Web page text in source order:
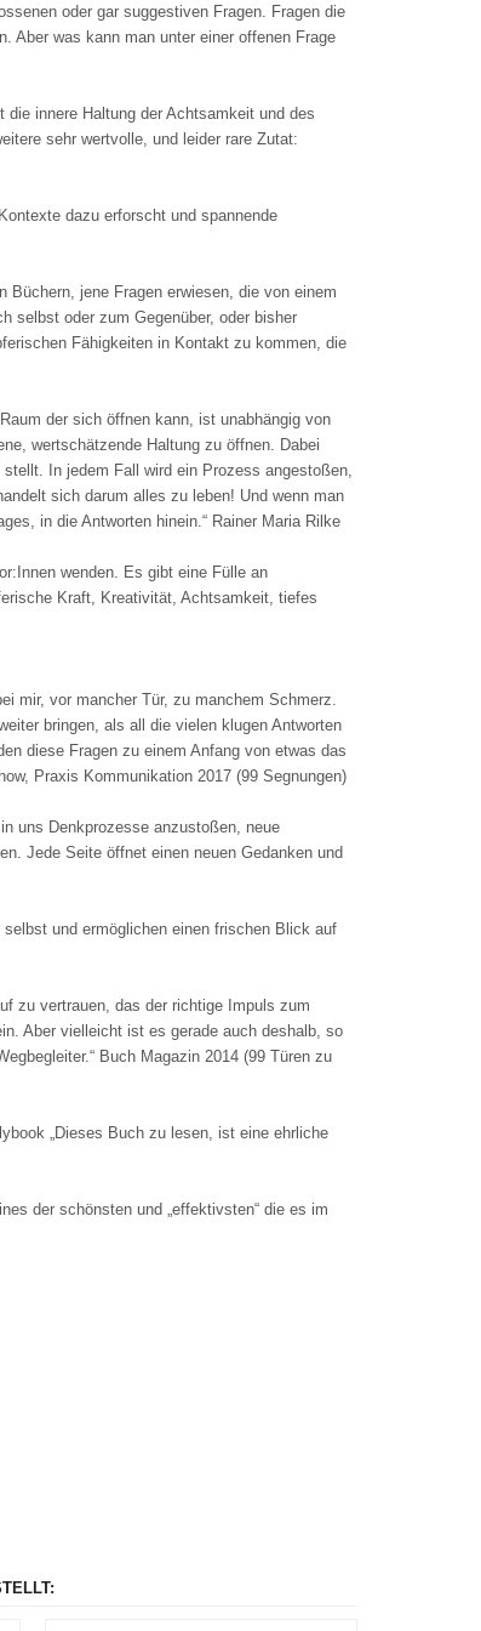
oder gar suggestiven Fragen. Fragen die
Aber was kann man unter einer offenen Frage
innere Haltung der Achtsamkeit und des
sehr wertvolle, und leider rare Zutat:
dazu erforscht und spannende
jene Fragen erwiesen, die von einem
selbst oder zum Gegenüber, oder bisher
Fähigkeiten in Kontakt zu kommen, die
der sich öffnen kann, ist unabhängig von
wertschätzende Haltung zu öffnen. Dabei
In jedem Fall wird ein Prozess angestoßen,
sich darum alles zu leben! Und wenn man
in die Antworten hinein.“ Rainer Maria Rilke
wenden. Es gibt eine Fülle an
Kraft, Kreativität, Achtsamkeit, tiefes
mir, vor mancher Tür, zu manchem Schmerz.
bringen, als all die vielen klugen Antworten
diese Fragen zu einem Anfang von etwas das
Praxis Kommunikation 2017 (99 Segnungen)
uns Denkprozesse anzustoßen, neue
Jede Seite öffnet einen neuen Gedanken und
selbst und ermöglichen einen frischen Blick auf
zu vertrauen, das der richtige Impuls zum
Aber vielleicht ist es gerade auch deshalb, so
Buch Magazin 2014 (99 Türen zu
„Dieses Buch zu lesen, ist eine ehrliche
der schönsten und „effektivsten“ die es im